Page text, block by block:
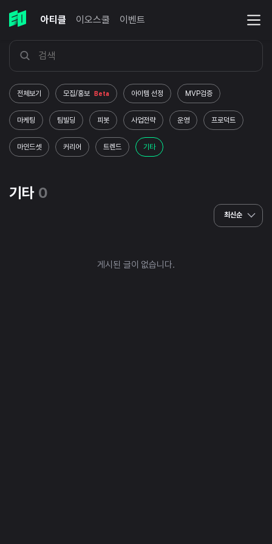
아티클 이오스쿨 이벤트
전체보기 모집/홍보 Beta 아이템 선정 MVP검증
마케팅 팀빌딩 피봇 사업전략 운영 프로덕트
마인드셋 커리어 트렌드 기타
기타 0
최신순
게시된 글이 없습니다.